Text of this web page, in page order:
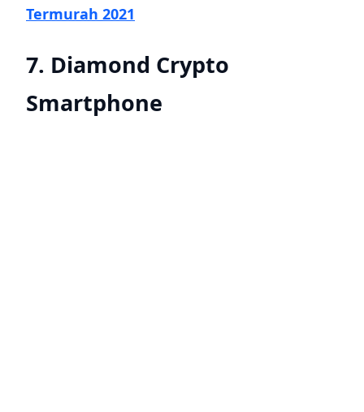
Termurah 2021
7. Diamond Crypto
Smartphone